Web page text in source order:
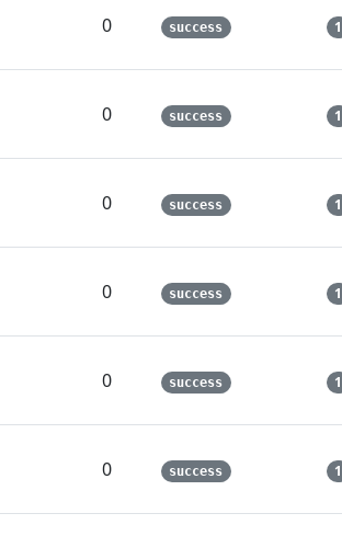
0 success 1
0 success 1
0 success 1
0 success 1
0 success 1
0 success 1